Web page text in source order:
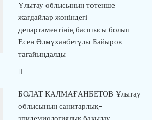
Ұлытау облысының төтенше
жағдайлар жөніндегі
департаментінің басшысы болып
Есен Әлмұханбетұлы Байыров
тағайындалды
БОЛАТ ҚАЛМАҒАНБЕТОВ Ұлытау
облысының санитарлық-